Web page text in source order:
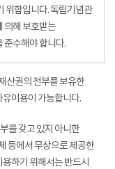
위함입니다. 독립기념관
의해 보호받는
준수해야 합니다.
산권의 전부를 보유한
이용이 가능합니다.
를 갖고 있지 아니한
등에서 무상으로 제공한
하기 위해서는 반드시